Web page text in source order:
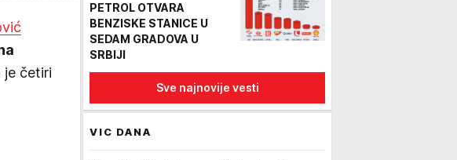
je četiri
PETROL OTVARA
BENZISKE STANICE U
SEDAM GRADOVA U
SRBIJI
Sve najnovije vesti
VIC DANA